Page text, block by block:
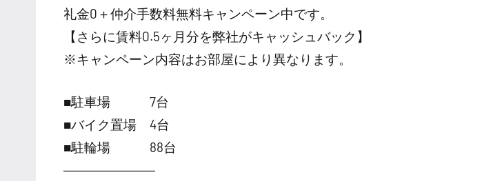
礼金0 ＋仲介手数料無料キャンペーン中です。
【さらに賃料0.5ヶ月分を弊社がキャッシュバック】
※キャンペーン内容はお部屋により異なります。
■駐車場 7台
■バイク置場 4台
■駐輪場 88台
―――――――